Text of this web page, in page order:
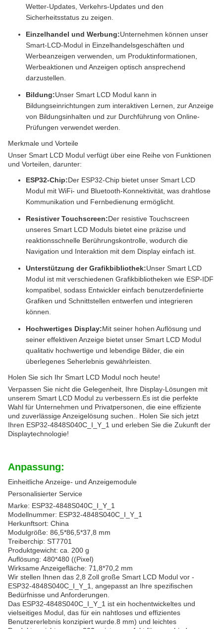
Wetter-Updates, Verkehrs-Updates und den
Sicherheitsstatus zu zeigen.
Einzelhandel und Werbung:Unternehmen können unser
Smart-LCD-Modul in Einzelhandelsgeschäften und
Werbeanzeigen verwenden, um Produktinformationen,
Werbeaktionen und Anzeigen optisch ansprechend
darzustellen.
Bildung:Unser Smart LCD Modul kann in
Bildungseinrichtungen zum interaktiven Lernen, zur Anzeige
von Bildungsinhalten und zur Durchführung von Online-
Prüfungen verwendet werden.
Merkmale und Vorteile
Unser Smart LCD Modul verfügt über eine Reihe von Funktionen
und Vorteilen, darunter:
ESP32-Chip:Der ESP32-Chip bietet unser Smart LCD
Modul mit WiFi- und Bluetooth-Konnektivität, was drahtlose
Kommunikation und Fernbedienung ermöglicht.
Resistiver Touchscreen:Der resistive Touchscreen
unseres Smart LCD Moduls bietet eine präzise und
reaktionsschnelle Berührungskontrolle, wodurch die
Navigation und Interaktion mit dem Display einfach ist.
Unterstützung der Grafikbibliothek:Unser Smart LCD
Modul ist mit verschiedenen Grafikbibliotheken wie ESP-IDF
kompatibel, sodass Entwickler einfach benutzerdefinierte
Grafiken und Schnittstellen entwerfen und integrieren
können.
Hochwertiges Display:Mit seiner hohen Auflösung und
seiner effektiven Anzeige bietet unser Smart LCD Modul
qualitativ hochwertige und lebendige Bilder, die ein
überlegenes Seherlebnis gewährleisten.
Holen Sie sich Ihr Smart LCD Modul noch heute!
Verpassen Sie nicht die Gelegenheit, Ihre Display-Lösungen mit
unserem Smart LCD Modul zu verbessern.Es ist die perfekte
Wahl für Unternehmen und Privatpersonen, die eine effiziente
und zuverlässige Anzeigelösung suchen.. Holen Sie sich jetzt
Ihren ESP32-4848S040C_I_Y_1 und erleben Sie die Zukunft der
Displaytechnologie!
Anpassung:
Einheitliche Anzeige- und Anzeigemodule
Personalisierter Service
Marke: ESP32-4848S040C_I_Y_1
Modellnummer: ESP32-4848S040C_I_Y_1
Herkunftsort: China
Modulgröße: 86,5*86,5*37,8 mm
Treiberchip: ST7701
Produktgewicht: ca. 200 g
Auflösung: 480*480 ((Pixel)
Wirksame Anzeigefläche: 71,8*70,2 mm
Wir stellen Ihnen das 2,8 Zoll große Smart LCD Modul vor -
ESP32-4848S040C_I_Y_1, angepasst an Ihre spezifischen
Bedürfnisse und Anforderungen.
Das ESP32-4848S040C_I_Y_1 ist ein hochentwickeltes und
vielseitiges Modul, das für ein nahtloses und effizientes
Benutzererlebnis konzipiert wurde.8 mm) und leichtes